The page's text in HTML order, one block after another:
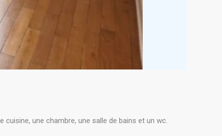
une chambre, une salle de bains et un wc.